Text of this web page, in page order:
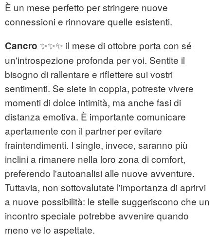
È un mese perfetto per stringere nuove
connessioni e rinnovare quelle esistenti.
Cancro ✨✨✨ il mese di ottobre porta con sé
un'introspezione profonda per voi. Sentite il
bisogno di rallentare e riflettere sui vostri
sentimenti. Se siete in coppia, potreste vivere
momenti di dolce intimità, ma anche fasi di
distanza emotiva. È importante comunicare
apertamente con il partner per evitare
fraintendimenti. I single, invece, saranno più
inclini a rimanere nella loro zona di comfort,
preferendo l'autoanalisi alle nuove avventure.
Tuttavia, non sottovalutate l'importanza di aprirvi
a nuove possibilità: le stelle suggeriscono che un
incontro speciale potrebbe avvenire quando
meno ve lo aspettate.